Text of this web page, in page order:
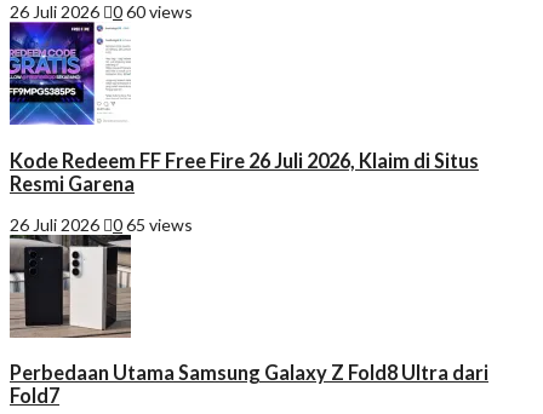
26 Juli 2026 060 views
Kode Redeem FF Free Fire 26 Juli 2026, Klaim di Situs
Resmi Garena
26 Juli 2026 065 views
Perbedaan Utama Samsung Galaxy Z Fold8 Ultra dari
Fold7